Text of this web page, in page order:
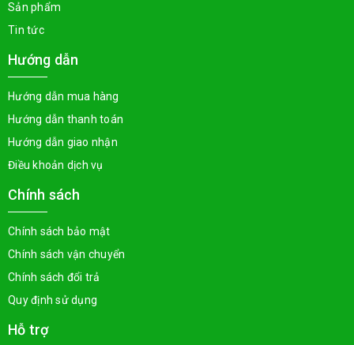
Sản phẩm
Tin tức
Hướng dẫn
Hướng dẫn mua hàng
Hướng dẫn thanh toán
Hướng dẫn giao nhận
Điều khoản dịch vụ
Chính sách
Chính sách bảo mật
Chính sách vận chuyển
Chính sách đổi trả
Quy định sử dụng
Hỗ trợ